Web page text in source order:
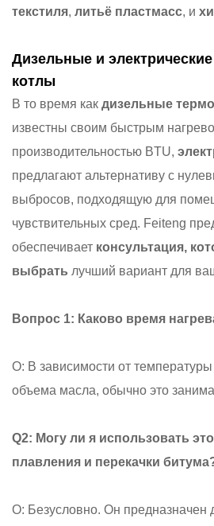
текстиля, литьё пластмасс, и
Дизельные и
котлы
В то время как дизельные
известны своим быстрым
производительностью BTU,
предлагают альтернативу с
выбросов, подходящую для
чувствительных сред. Feiteng
обеспечивает консультация,
выбрать лучший вариант для
Вопрос 1: Каково время
О: В зависимости от
объема масла, обычно это
Q2: Могу ли я использовать
плавления и перекачки
О: Безусловно. Он предназначен